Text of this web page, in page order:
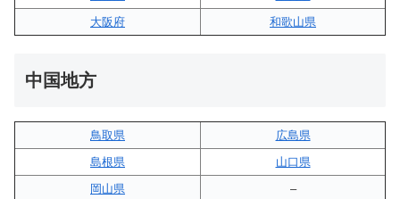
大阪府
和歌山県
中国地方
鳥取県
広島県
島根県
山口県
岡山県
–